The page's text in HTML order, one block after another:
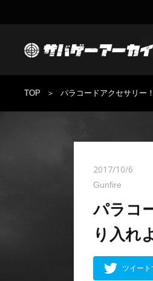
TOP パラコードアクセサリー
2017/10/6
Gunfire
パラコ
り入れ
ツイート